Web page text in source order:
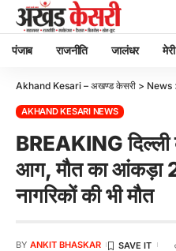
पंजाब राजनीति जालंधर
Akhand Kesari – अखण्ड केसरी > News
AKHAND KESARI NEWS
BREAKING दिल्ली
आग, मौत का आंकड़ा
नागरिकों की भी मौत
BY ANKIT BHASKAR